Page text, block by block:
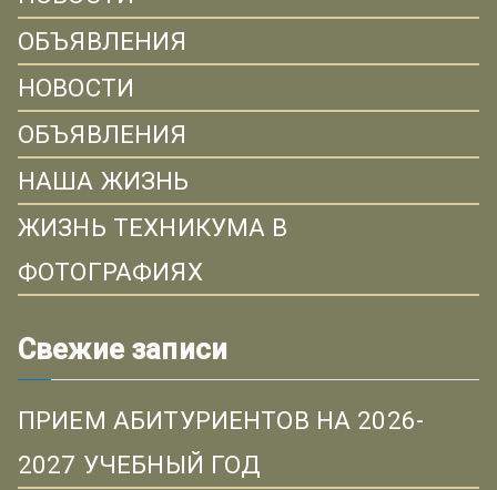
ОБЪЯВЛЕНИЯ
НОВОСТИ
ОБЪЯВЛЕНИЯ
НАША ЖИЗНЬ
ЖИЗНЬ ТЕХНИКУМА В
ФОТОГРАФИЯХ
Свежие записи
ПРИЕМ АБИТУРИЕНТОВ НА 2026-
2027 УЧЕБНЫЙ ГОД